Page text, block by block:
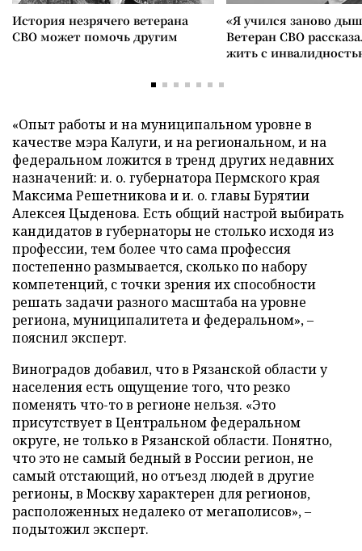
История незрячего ветерана
СВО может помочь другим
«Я учился заново
Ветеран СВО
жить с
«Опыт работы и на муниципальном уровне в
качестве мэра Калуги, и на региональном, и на
федеральном ложится в тренд других недавних
назначений: и. о. губернатора Пермского края
Максима Решетникова и и. о. главы Бурятии
Алексея Цыденова. Есть общий настрой выбирать
кандидатов в губернаторы не столько исходя из
профессии, тем более что сама профессия
постепенно размывается, сколько по набору
компетенций, с точки зрения их способности
решать задачи разного масштаба на уровне
региона, муниципалитета и федеральном», –
пояснил эксперт.
Виноградов добавил, что в Рязанской области у
населения есть ощущение того, что резко
поменять что-то в регионе нельзя. «Это
присутствует в Центральном федеральном
округе, не только в Рязанской области. Понятно,
что это не самый бедный в России регион, не
самый отстающий, но отъезд людей в другие
регионы, в Москву характерен для регионов,
расположенных недалеко от мегаполисов», –
подытожил эксперт.